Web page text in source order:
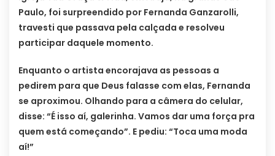
Paulo, foi surpreendido por Fernanda Ganzarolli,
travesti que passava pela calçada e resolveu
participar daquele momento.
Enquanto o artista encorajava as pessoas a
pedirem para que Deus falasse com elas, Fernanda
se aproximou. Olhando para a câmera do celular,
disse: “É isso aí, galerinha. Vamos dar uma força pra
quem está começando”. E pediu: “Toca uma moda
aí!”